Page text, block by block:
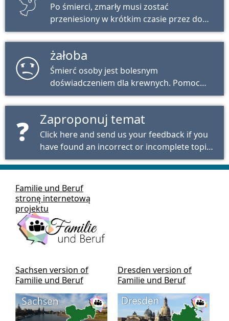
Po śmierci, zmarły musi zostać
przeniesiony w krótkim czasie przez dom
pogrzebowy.
żałoba
Śmierć osoby jest bolesnym
doświadczeniem dla krewnych. Pomoc
zewnętrzna może być pomocna w
radzeniu sobie z żałobą.
❓ Zaproponuj temat
Click here and send us your feedback if you
have found an incorrect or incomplete topic
or would like to see a specific topic added.
Familie und Beruf
stronę internetową
projektu
Sachsen version of
Familie und Beruf
Dresden version of
Familie und Beruf